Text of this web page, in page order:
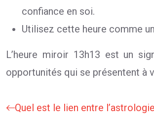
confiance en soi.
Utilisez cette heure comme
L’heure miroir 13h13 est un
opportunités qui se présentent à
Quel est le lien entre